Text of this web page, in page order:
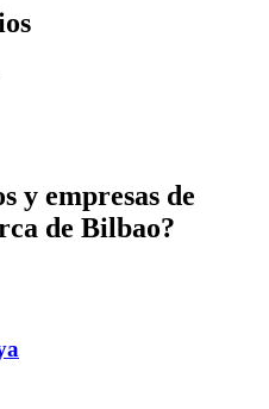
y empresas de
de Bilbao?